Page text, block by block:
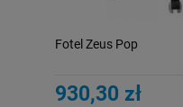
Fotel Zeus Pop
930,30 zł